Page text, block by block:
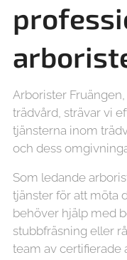
Arborister
trädvård, strävar vi
tjänsterna inom
och dess
Som ledande
tjänster för att möta
behöver hjälp med
stubbfräsning eller
team av certifierade